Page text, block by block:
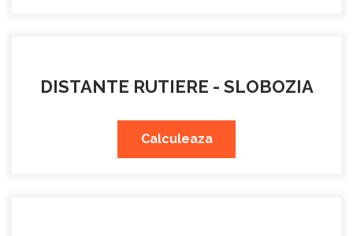
DISTANTE RUTIERE - SLOBOZIA
Calculeaza